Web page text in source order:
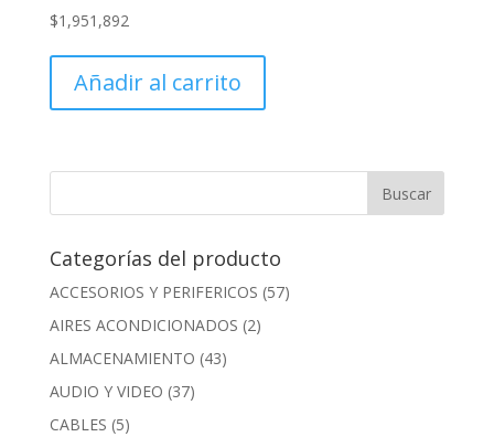
$1,951,892
Añadir al carrito
Categorías del producto
ACCESORIOS Y PERIFERICOS (57)
AIRES ACONDICIONADOS (2)
ALMACENAMIENTO (43)
AUDIO Y VIDEO (37)
CABLES (5)